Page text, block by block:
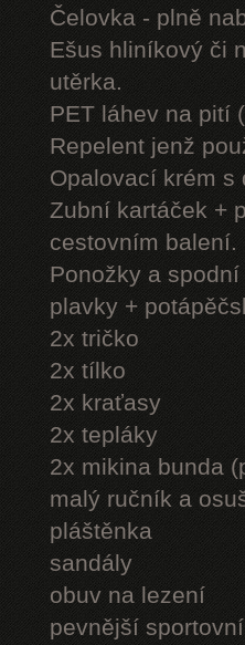
Čelovka - plně
Ešus hliníkový či
utěrka.
PET láhev na pití
Repelent jenž
Opalovací krém s
Zubní kartáček +
cestovním balení.
Ponožky a
plavky +
2x tričko
2x tílko
2x kraťasy
2x tepláky
2x mikina bunda
malý ručník a
pláštěnka
sandály
obuv na lezení
pevnější